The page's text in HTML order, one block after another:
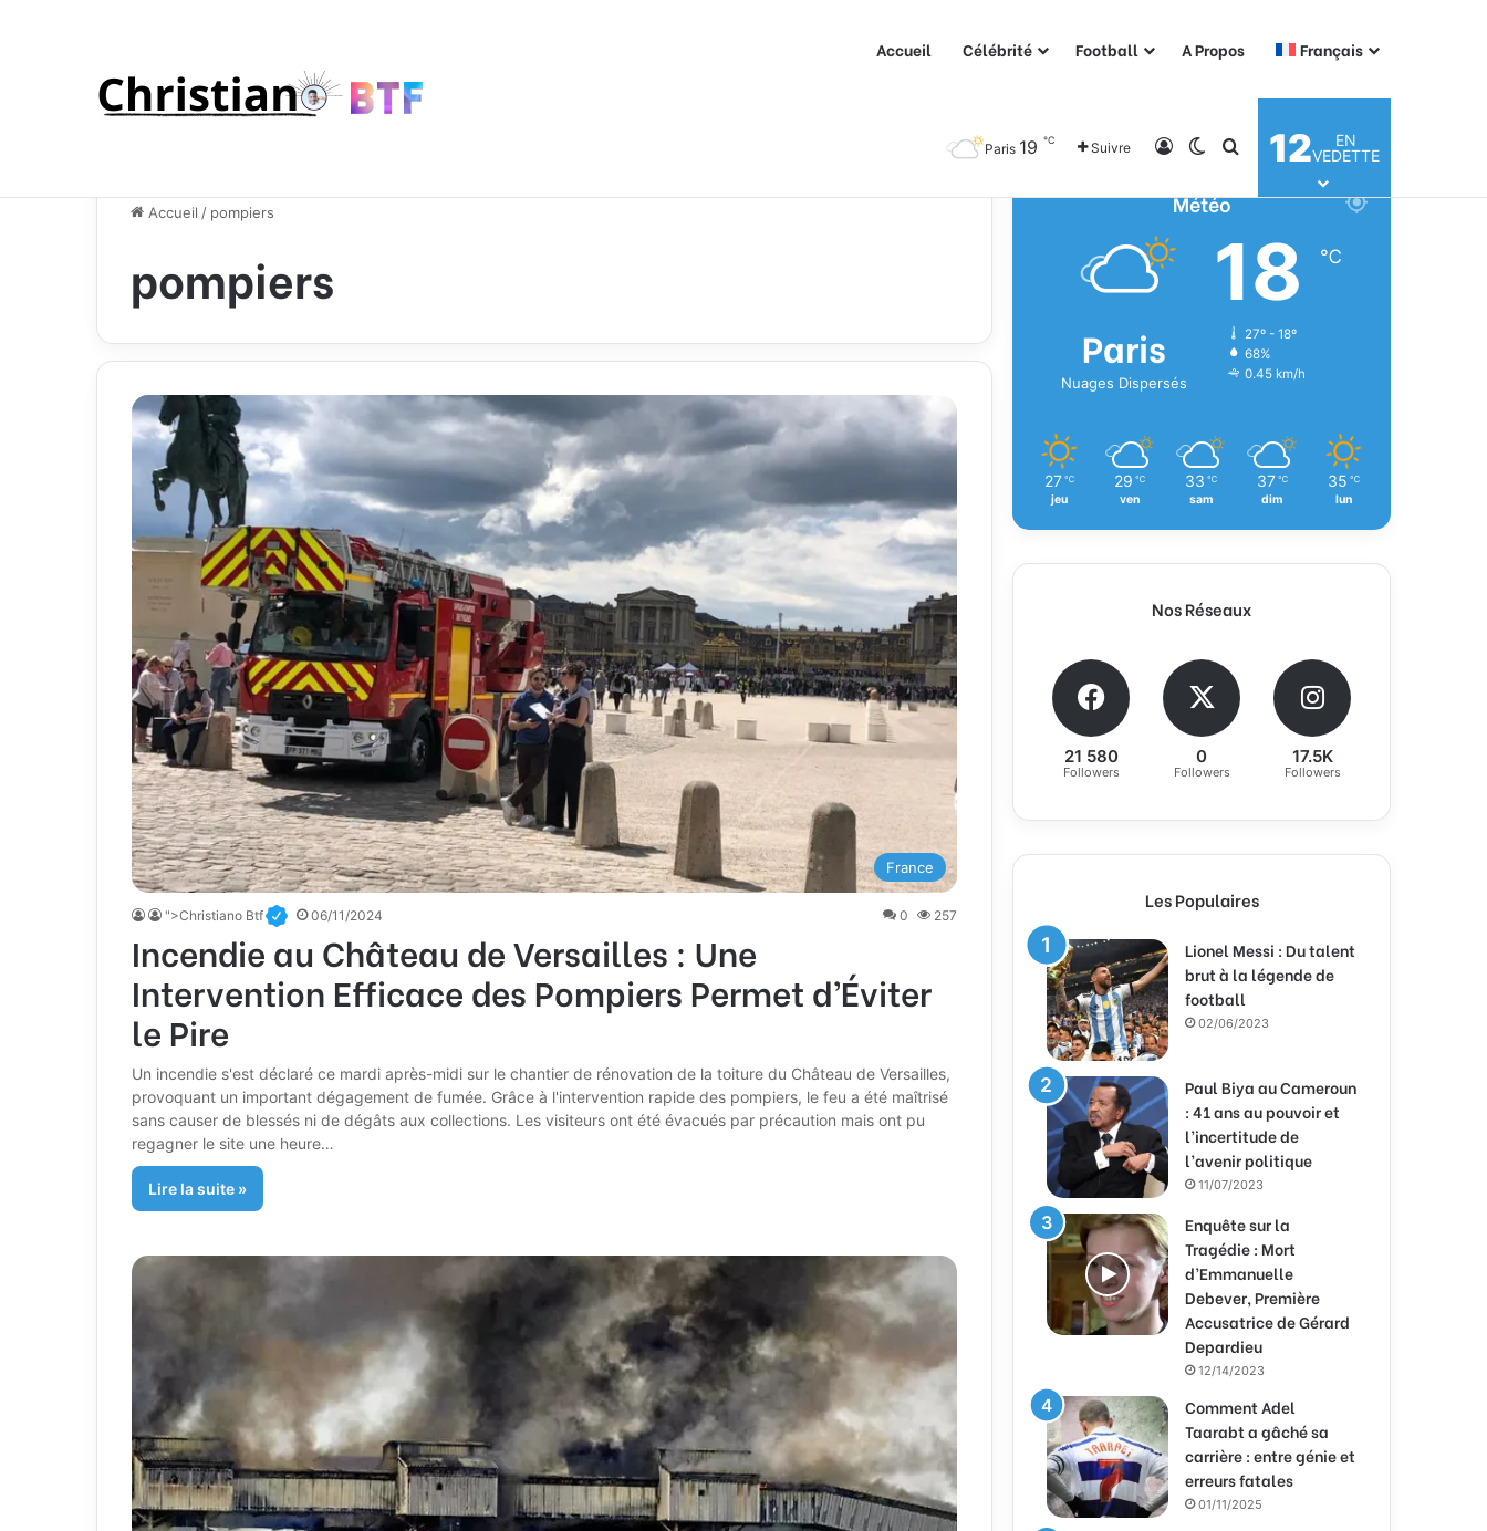
Accueil Célébrité Football A Propos Français
Paris 19 ℃ Suivre ConnexionSwitch skin
Rechercher
12
EN
VEDETTE
Accueil / pompiers
pompiers
France
">Christiano Btf 06/11/2024 0 257
Incendie au Château de Versailles : Une
Intervention Efficace des Pompiers Permet d’Éviter
le Pire
Un incendie s'est déclaré ce mardi après-midi sur le chantier de rénovation de la toiture du Château de Versailles,
provoquant un important dégagement de fumée. Grâce à l'intervention rapide des pompiers, le feu a été maîtrisé
sans causer de blessés ni de dégâts aux collections. Les visiteurs ont été évacués par précaution mais ont pu
regagner le site une heure…
Lire la suite »
Météo
Paris
Nuages Dispersés
18 ℃
27º - 18º
68%
0.45 km/h
27 ℃
jeu
29 ℃
ven
33 ℃
sam
37 ℃
dim
35 ℃
lun
Nos Réseaux
21 580
Followers
0
Followers
17.5K
Followers
Les Populaires
Lionel Messi : Du talent
brut à la légende de
football
02/06/2023
Paul Biya au Cameroun
: 41 ans au pouvoir et
l’incertitude de
l’avenir politique
11/07/2023
Enquête sur la
Tragédie : Mort
d’Emmanuelle
Debever, Première
Accusatrice de Gérard
Depardieu
12/14/2023
Comment Adel
Taarabt a gâché sa
carrière : entre génie et
erreurs fatales
01/11/2025